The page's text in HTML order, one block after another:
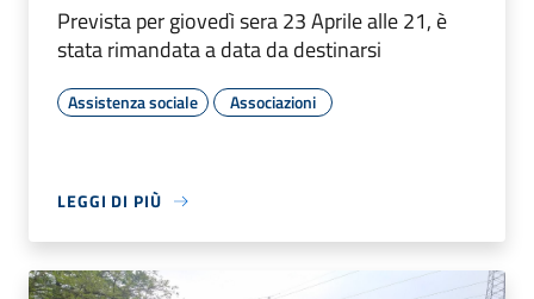
Prevista per giovedì sera 23 Aprile alle 21, è
stata rimandata a data da destinarsi
Assistenza sociale Associazioni
LEGGI DI PIÙ